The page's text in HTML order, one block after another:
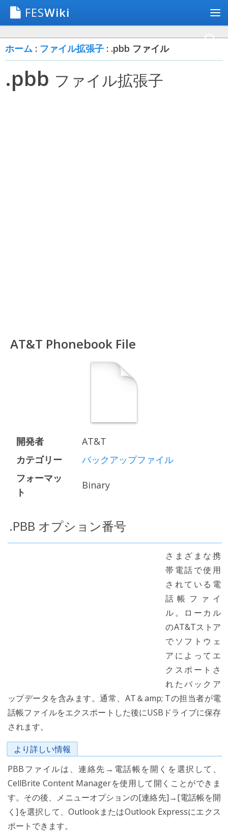
FESWiki
ホーム : ファイル拡張子 : .pbb ファイル
.pbb ファイル拡張子
AT&T Phonebook File
開発者
AT&T
カテゴリー
バックアップファイル
フォーマッ
ト
Binary
.PBB オプション番号
さまざまな携
帯電話で使用
されている電
話帳ファイ
ル。ローカル
のAT&Tストア
でソフトウェ
アによってエ
クスポートさ
れたバックア
ップデータを含みます。通常、AT＆amp; Tの担当者が電
話帳ファイルをエクスポートした後にUSBドライブに保存
されます。
より詳しい情報
PBBファイルは、連絡先→電話帳を開くを選択して、
CellBrite Content Managerを使用して開くことができま
す。その後、メニューオプションの[連絡先]→[電話帳を開
く]を選択して、OutlookまたはOutlook Expressにエクス
ポートできます。